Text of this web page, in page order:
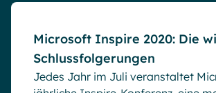
Microsoft Inspire 2020: Die
Schlussfolgerungen
Jedes Jahr im Juli veranstaltet